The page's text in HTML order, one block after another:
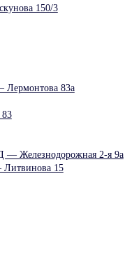
150/3
Лермонтова 83а
— Железнодорожная 2-я 9а
15